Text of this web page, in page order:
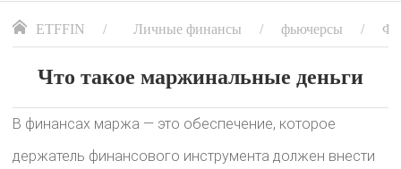
ETFFIN Личные финансы фьючерсы
Что такое маржинальные деньги
В финансах маржа — это обеспечение, которое
держатель финансового инструмента должен внести